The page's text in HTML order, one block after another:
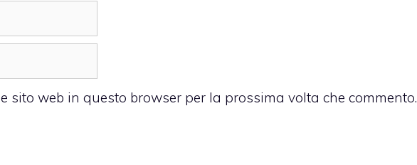
sito web in questo browser per la prossima volta che commento.